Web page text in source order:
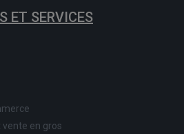
ET SERVICES
en gros